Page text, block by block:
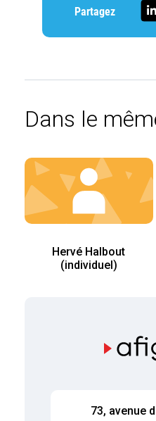
Partagez
Dans le
Hervé Halbout
(individuel)
73, avenue